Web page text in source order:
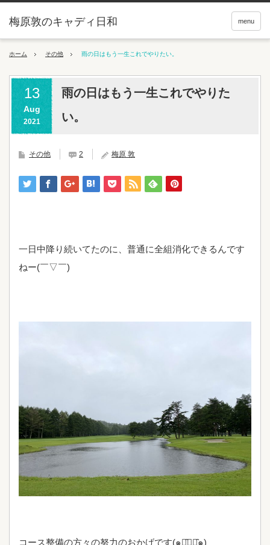
menu
梅原敦のキャディ日和
ホーム その他 雨の日はもう一生これでやりたい。
13
Aug
2021
雨の日はもう一生これでやりた
い。
その他 2 梅原 敦
一日中降り続いてたのに、普通に全組消化できるんです
ねー(￣▽￣)
コース整備の方々の努力のおかげです(๑･̑◡･̑๑)